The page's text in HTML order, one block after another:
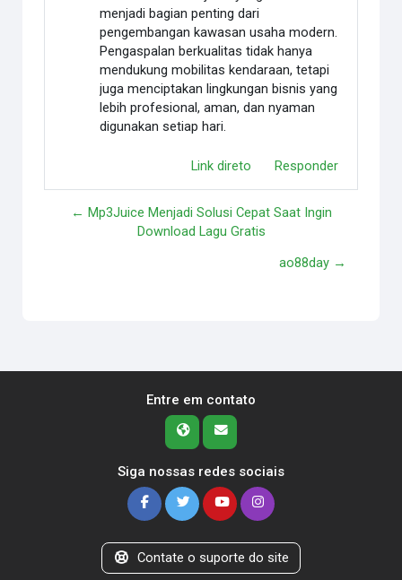
menjadi bagian penting dari
pengembangan kawasan usaha modern.
Pengaspalan berkualitas tidak hanya
mendukung mobilitas kendaraan, tetapi
juga menciptakan lingkungan bisnis yang
lebih profesional, aman, dan nyaman
digunakan setiap hari.
Link direto Responder
← Mp3Juice Menjadi Solusi Cepat Saat Ingin
Download Lagu Gratis
ao88day →
Entre em contato
Siga nossas redes sociais
Contate o suporte do site